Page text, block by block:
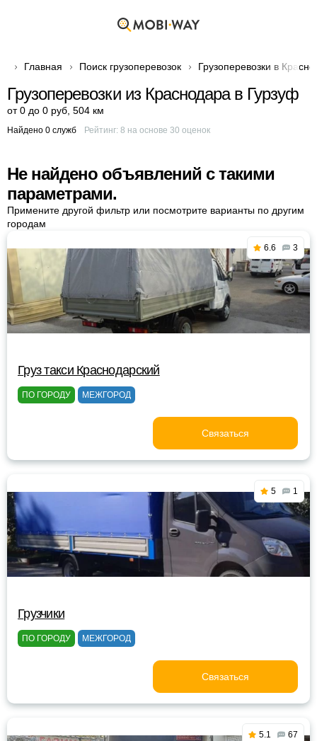
Главная Поиск грузоперевозок Грузоперевозки в
Грузоперевозки из Краснодара в Гурзуф
от 0 до 0 руб 504 км
Найдено 0 служб Рейтинг: 8 на основе 30 оценок
Не найдено объявлений с такими
параметрами.
Примените другой фильтр или посмотрите варианты по другим
городам
6.6 3
Груз такси Краснодарский
ПО ГОРОДУ МЕЖГОРОД
Связаться
5 1
Грузчики
ПО ГОРОДУ МЕЖГОРОД
Связаться
5.1 67